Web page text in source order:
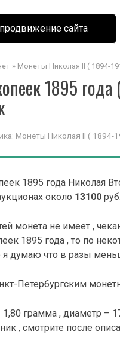
сайта
» Монеты Николая II ( 1894-
1895
Монеты Николая II ( 1894-
1895 года Николая
около 13100
монета не имеет ,
1895 года , то по
я думаю что в разы
Петербургским
грамма , диаметр –
, смотрите после